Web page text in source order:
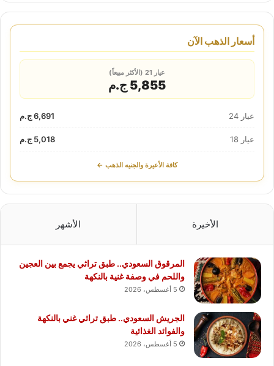
أسعار الذهب الآن
عيار 21 (الأكثر مبيعاً)
5,855 ج.م
عيار 24 6,691 ج.م
عيار 18 5,018 ج.م
كافة الأعيرة والجنيه الذهب ←
الأخيرة الأشهر
المرقوق السعودي.. طبق تراثي يجمع بين العجين
واللحم في وصفة غنية بالنكهة
5 أغسطس، 2026
الجريش السعودي.. طبق تراثي غني بالنكهة
والفوائد الغذائية
5 أغسطس، 2026